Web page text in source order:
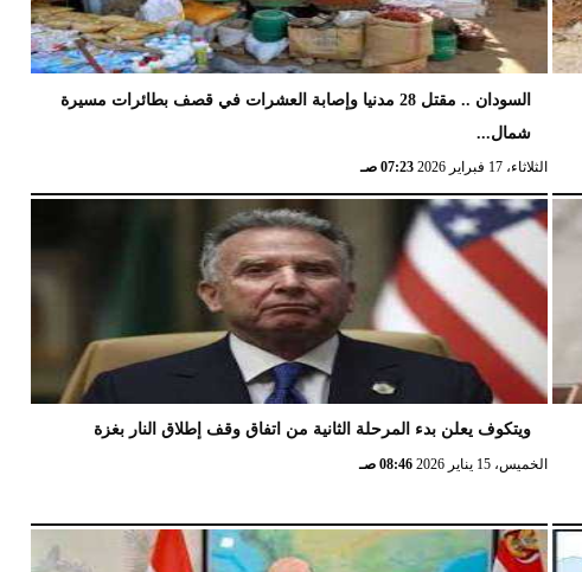
السودان .. مقتل 28 مدنيا وإصابة العشرات في قصف بطائرات مسيرة
شمال...
الثلاثاء، 17 فبراير 2026 07:23 صـ
ويتكوف يعلن بدء المرحلة الثانية من اتفاق وقف إطلاق النار بغزة
الخميس، 15 يناير 2026 08:46 صـ